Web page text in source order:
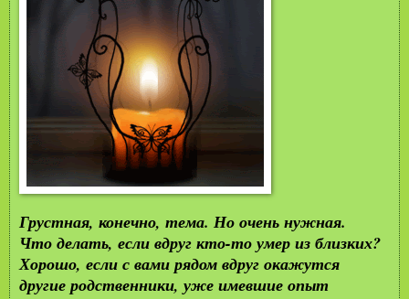
Грустная, конечно, тема. Но очень нужная.
Что делать, если вдруг кто-то умер из близких?
Хорошо, если с вами рядом вдруг окажутся
другие родственники, уже имевшие опыт